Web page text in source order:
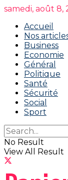
samedi, août 8,
Accueil
Nos
Business
Economie
Général
Politique
Santé
Sécurité
Social
Sport
No Result
View All Result